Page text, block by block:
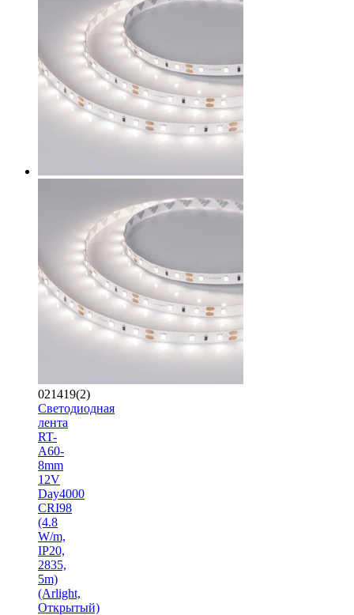
021419(2)
Светодиодная
лента
RT-
A60-
8mm
12V
Day4000
CRI98
(4.8
W/m,
IP20,
2835,
5m)
(Arlight,
Открытый)